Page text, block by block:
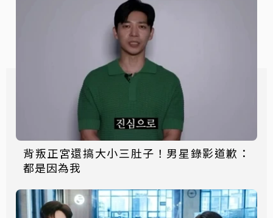
背叛正宮還搞大小三肚子！男星錄影道歉：
都是因為我